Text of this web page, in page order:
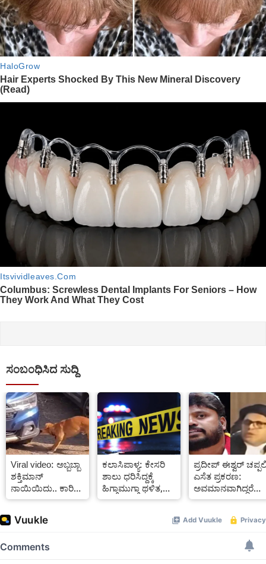
ಸಂಬಂಧಿಸಿದ ಸುದ್ದಿ
Viral video: ಅಬ್ಬಬ್ಬಾ
ಶಕ್ತಿಮಾನ್
ನಾಯಿಯಿದು.. ಕಾರಿನ
ಸ್ಥಿತಿ ಏನು ಮಾಡಿತು
ಕಲಾಸಿಪಾಳ್ಯ: ಕೇಸರಿ
ಶಾಲು ಧರಿಸಿದ್ದಕ್ಕೆ
ಹಿಗ್ಗಾಮುಗ್ಗಾ ಥಳಿತ,
ತನಿಖೆಯಲ್ಲಿ ಭಾರೀ
ಪ್ರದೀಪ್ ಈಶ್ವರ್
ಎಸೆತ ಪ್ರಕರಣ:
ಅವಮಾನವಾಗಿದ್ದರೆ
ಮಾನನಷ್ಟ ಮೊಕದ್ದಮೆ
ಜಡ್ಜ್ Video